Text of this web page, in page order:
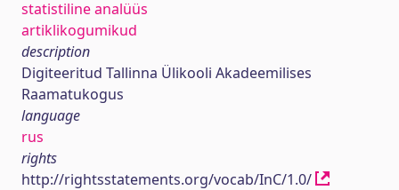
statistiline analüüs
artiklikogumikud
description
Digiteeritud Tallinna Ülikooli Akadeemilises
Raamatukogus
language
rus
rights
http://rightsstatements.org/vocab/InC/1.0/